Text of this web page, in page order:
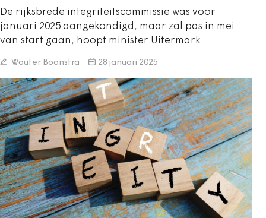
De rijksbrede integriteitscommissie was voor
januari 2025 aangekondigd, maar zal pas in mei
van start gaan, hoopt minister Uitermark.
Wouter Boonstra 28 januari 2025